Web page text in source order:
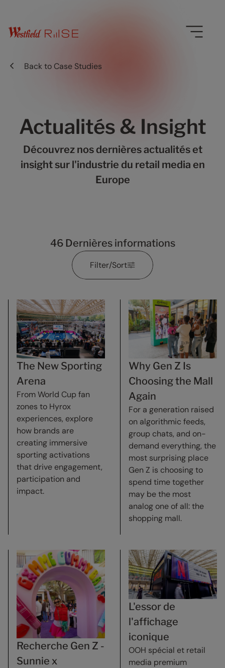
Back to Case Studies
Actualités & Insight
Découvrez nos dernières actualités et
insight sur l'industrie du retail media en
Europe
46 Dernières informations
Filter/Sort
The New Sporting
Arena
From World Cup fan
zones to Hyrox
experiences, explore
how brands are
creating immersive
sporting activations
that drive engagement,
participation and
impact.
Why Gen Z Is
Choosing the Mall
Again
For a generation raised
on algorithmic feeds,
group chats, and on-
demand everything, the
most surprising place
Gen Z is choosing to
spend time together
may be the most
analog one of all: the
shopping mall.
Recherche Gen Z -
Sunnie x
L'essor de
l'affichage
iconique
OOH spécial et retail
media premium